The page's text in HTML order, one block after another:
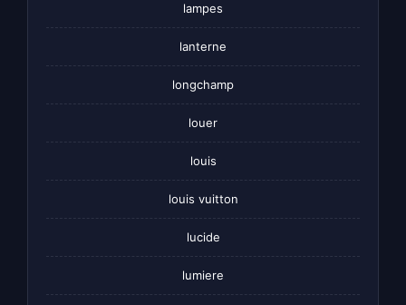
lampes
lanterne
longchamp
louer
louis
louis vuitton
lucide
lumiere